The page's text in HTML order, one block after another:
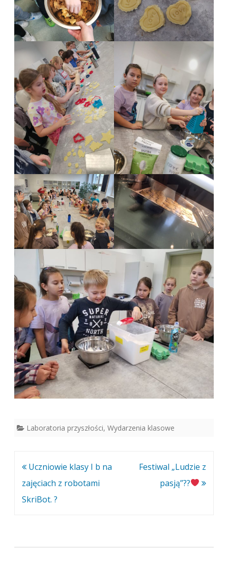
Laboratoria przyszłości, Wydarzenia klasowe
Nawigacja
wpisu
Uczniowie klasy I b na
zajęciach z robotami
SkriBot. ?
Festiwal „Ludzie z
pasją”??